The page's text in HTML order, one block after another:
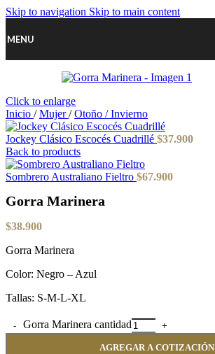
Skip to navigation Skip to main content
MENU
Click to enlarge
Inicio / Mujer/ Otoño / Invierno
Jockey Clásico Escocés Cuadrillé $37.900
Back to products
Sombrero Australiano Fieltro $67.900
Gorra Marinera
$38.900
Gorra Marinera
Color: Negro – Azul
Tallas: S-M-L-XL
Gorra Marinera cantidad
AGREGAR A COTIZACIÓN